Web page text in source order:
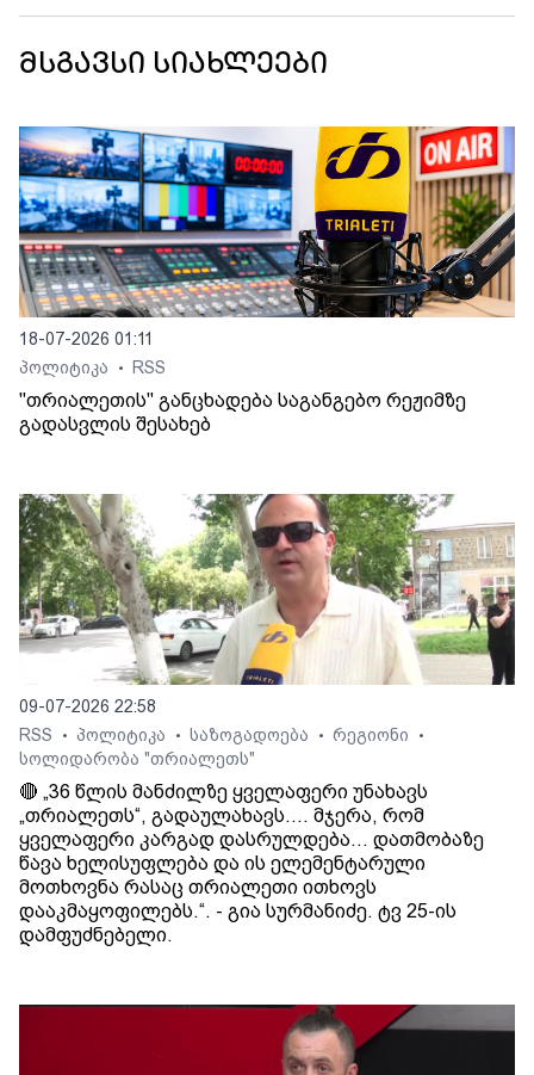
მსგავსი სიახლეები
18-07-2026 01:11
პოლიტიკა
• RSS
"თრიალეთის" განცხადება საგანგებო რეჟიმზე
გადასვლის შესახებ
09-07-2026 22:58
RSS
• პოლიტიკა • საზოგადოება • რეგიონი •
სოლიდარობა "თრიალეთს"
🔴 „36 წლის მანძილზე ყველაფერი უნახავს
„თრიალეთს“, გადაულახავს.... მჯერა, რომ
ყველაფერი კარგად დასრულდება... დათმობაზე
წავა ხელისუფლება და ის ელემენტარული
მოთხოვნა რასაც თრიალეთი ითხოვს
დააკმაყოფილებს.“. - გია სურმანიძე. ტვ 25-ის
დამფუძნებელი.